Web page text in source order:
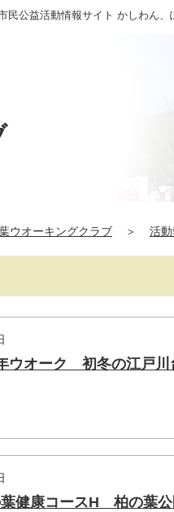
民公益活動情報サイト かしわん、
ウオーキングクラブ ＞ 活
ウオーク 初冬の江戸川
健康コースH 柏の葉